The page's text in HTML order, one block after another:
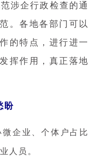
涉企行政检查的通
。各地各部门可以
的特点，进行进一
挥作用，真正落地
盼
企业、个体户占比
人员。